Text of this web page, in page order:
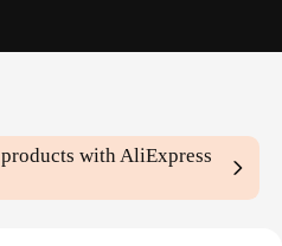
products with AliExpress